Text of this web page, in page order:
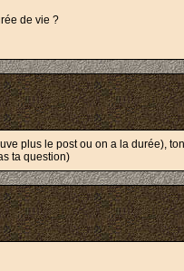
de vie ?
plus le post ou on a la durée),
ta question)